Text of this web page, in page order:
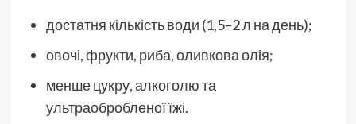
достатня кількість води (1,5–2 л на день);
овочі, фрукти, риба, оливкова олія;
менше цукру, алкоголю та
ультраобробленої їжі.